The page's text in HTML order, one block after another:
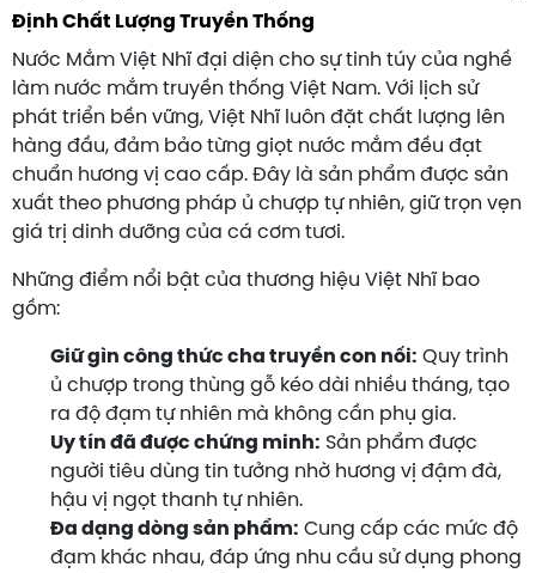
Định Chất Lượng Truyền Thống
Nước Mắm Việt Nhĩ đại diện cho sự tinh túy của nghề
làm nước mắm truyền thống Việt Nam. Với lịch sử
phát triển bền vững, Việt Nhĩ luôn đặt chất lượng lên
hàng đầu, đảm bảo từng giọt nước mắm đều đạt
chuẩn hương vị cao cấp. Đây là sản phẩm được sản
xuất theo phương pháp ủ chượp tự nhiên, giữ trọn vẹn
giá trị dinh dưỡng của cá cơm tươi.
Những điểm nổi bật của thương hiệu Việt Nhĩ bao
gồm:
Giữ gìn công thức cha truyền con nối: Quy trình
ủ chượp trong thùng gỗ kéo dài nhiều tháng, tạo
ra độ đạm tự nhiên mà không cần phụ gia.
Uy tín đã được chứng minh: Sản phẩm được
người tiêu dùng tin tưởng nhờ hương vị đậm đà,
hậu vị ngọt thanh tự nhiên.
Đa dạng dòng sản phẩm: Cung cấp các mức độ
đạm khác nhau, đáp ứng nhu cầu sử dụng phong